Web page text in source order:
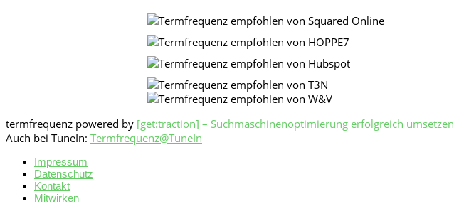
termfrequenz powered by [get:traction] – Suchmaschinenoptimierung erfolgreich umsetzen
Auch bei TuneIn: Termfrequenz@TuneIn
Impressum
Datenschutz
Kontakt
Mitwirken